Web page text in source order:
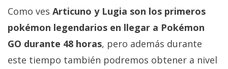
Como ves Articuno y Lugia son los primeros
pokémon legendarios en llegar a Pokémon
GO durante 48 horas, pero además durante
este tiempo también podremos obtener a nivel